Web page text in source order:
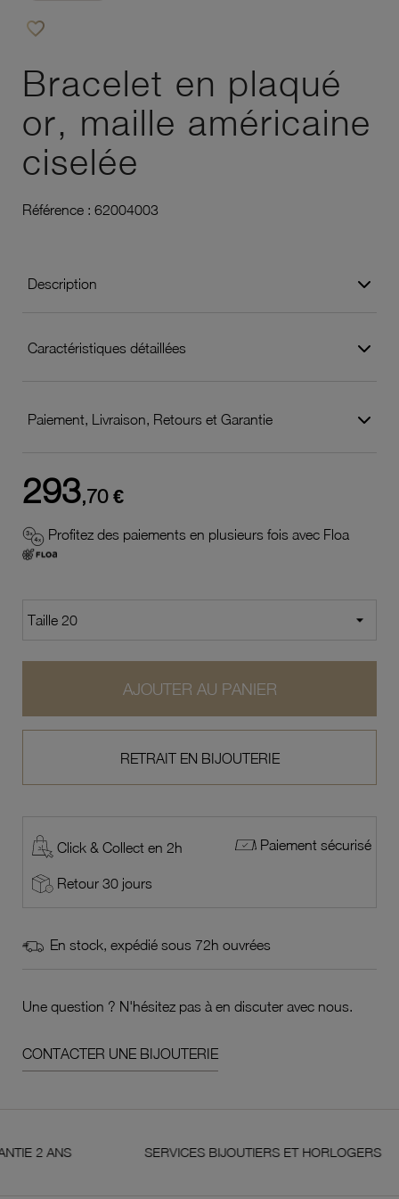
favorite_border
Bracelet en plaqué
or, maille américaine
ciselée
Référence : 62004003
Description
Caractéristiques détaillées
Paiement, Livraison, Retours et Garantie
293,70 €
Profitez des paiements en plusieurs fois avec Floa
AJOUTER AU PANIER
RETRAIT EN BIJOUTERIE
Click & Collect en 2h Paiement sécurisé
Retour 30 jours
En stock, expédié sous 72h ouvrées
Une question ? N'hésitez pas à en discuter avec nous.
CONTACTER UNE BIJOUTERIE
SERVICES BIJOUTIERS ET HORLOGERS